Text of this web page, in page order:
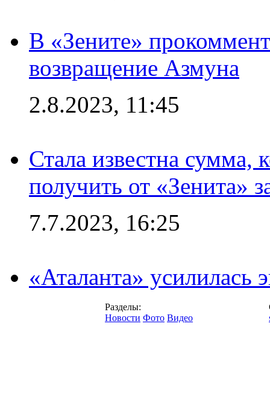
В «Зените»
возвращение Азмуна
2.8.2023, 11:45
Стала известна сумма,
получить от «Зенита»
7.7.2023, 16:25
«Аталанта»
Разделы:
Новости Фото Видео